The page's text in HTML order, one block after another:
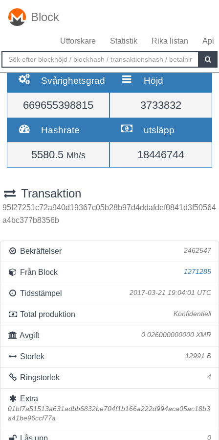
Block
Utforskare Statistik Rika listan Api
Svårighetsgrad
669655398815
Höjd
3733832
Hashrate
5580.5 Mh/s
utsläpp
18446744
Transaktion
95f27251c72a940d19367c05b28b97d4ddafdef0841d3f50564
a4bc377b8356b
Bekräftelser 2462547
Från Block 1271285
Tidsstämpel 2017-03-21 19:04:01 UTC
Total produktion Konfidentiell
Avgift 0.026000000000 XMR
Storlek 12991 B
Ringstorlek 4
Extra
01bf7a51513a631adbb6832be704f1b166a222d994aca05ac18b3
a41be96ccf77a
Lås upp 0